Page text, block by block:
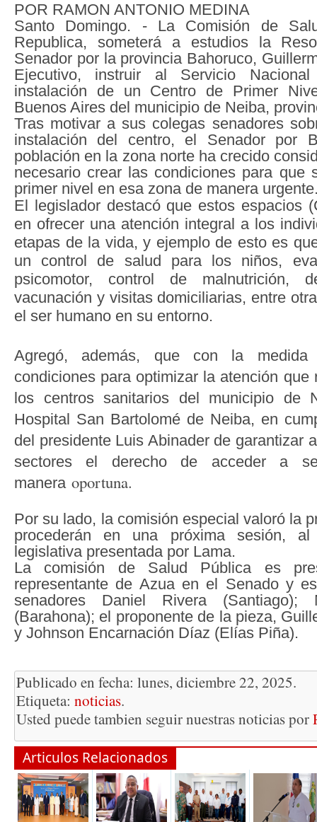
POR RAMON ANTONIO MEDINA
Santo Domingo. - La Comisión de
Republica, someterá a estudios la
Senador por la provincia Bahoruco,
Ejecutivo, instruir al Servicio
instalación de un Centro de Primer
Buenos Aires del municipio de Neiba,
Tras motivar a sus colegas senadores
instalación del centro, el Senador por
población en la zona norte ha crecido
necesario crear las condiciones para que
primer nivel en esa zona de manera
El legislador destacó que estos espacios
en ofrecer una atención integral a los
etapas de la vida, y ejemplo de esto es
un control de salud para los niños,
psicomotor, control de malnutrición,
vacunación y visitas domiciliarias, entre
el ser humano en su entorno.
Agregó, además, que con la
condiciones para optimizar la atención que
los centros sanitarios del municipio de
Hospital San Bartolomé de Neiba, en
del presidente Luis Abinader de garantizar
sectores el derecho de acceder a
maneraoportuna.
Por su lado, la comisión especial valoró la
procederán en una próxima sesión,
legislativa presentada por Lama.
La comisión de Salud Pública es
representante de Azua en el Senado y
senadores Daniel Rivera (Santiago);
(Barahona); el proponente de la pieza,
y Johnson Encarnación Díaz (Elías Piña).
Publicado en fecha: lunes, diciembre 22, 2025.
Etiqueta: noticias.
Usted puede tambien seguir nuestras noticias por
Articulos Relacionados